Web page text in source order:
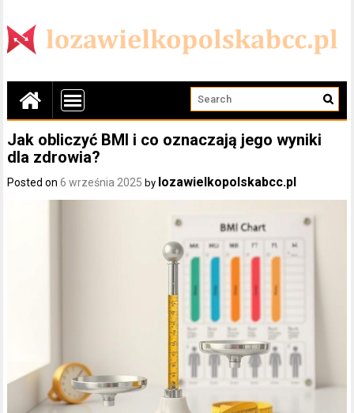
Jak obliczyć BMI i co oznaczają jego wyniki
dla zdrowia?
Posted on6 września 2025 by lozawielkopolskabcc.pl